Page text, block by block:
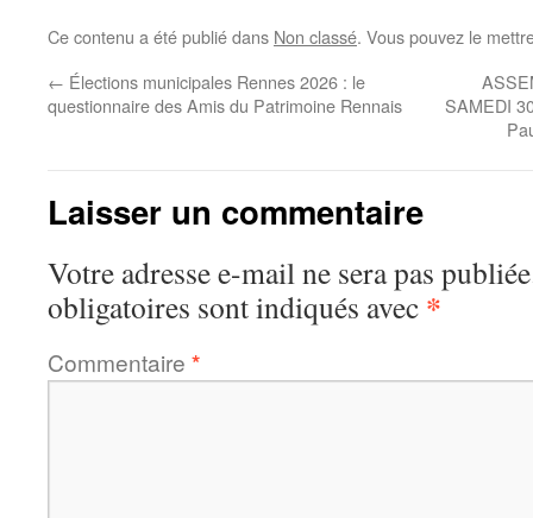
Ce contenu a été publié dans Non classé. Vous pouvez le
← Élections municipales Rennes 2026 : le
questionnaire des Amis du Patrimoine Rennais
SAMEDI
Laisser un commentaire
Votre adresse e-mail ne sera pas
obligatoires sont indiqués avec *
Commentaire *